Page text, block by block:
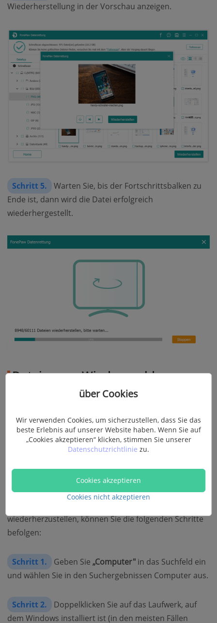
Wiederherstellung in der Vorschau anzeigen.
Schritt 5.
Warten Sie, bis der Fortschrittsbalken zu
Ende ist, dann wird die Datei erfolgreich
wiederhergestellt.
Dateien aus Windows.old
wiederherstellen
Benutzer müssen in der Regel Daten aus dem
Windows.old Ordner wiederherstellen, wenn sie
versehentlich wichtige persönliche Dateien,
oder einer Neuinstallation von Windows verloren
haben. Um Daten nach der Aktualisierung oder eine
wiederherzustellen, können Sie die folgenden Schritte
befolgen:
Schritt 1. Geben Sie „Computer" in das Suchfeld ein
und wählen Sie in den Suchergebnissen Computer aus.
Schritt 2.
Doppelklicken Sie auf das Laufwerk, auf
dem Windows installiert ist (in den meisten Fällen
über Cookies
Wir verwenden Cookies, um sicherzustellen, dass Sie das
beste Erlebnis auf unserer Website haben. Wenn Sie auf
„Cookies akzeptieren“ klicken, stimmen Sie unserer
Datenschutzrichtlinie zu.
Cookies akzeptieren
Cookies nicht akzeptieren